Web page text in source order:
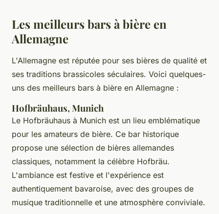
Les meilleurs bars à bière en
Allemagne
L'Allemagne est réputée pour ses bières de qualité et
ses traditions brassicoles séculaires. Voici quelques-
uns des meilleurs bars à bière en Allemagne :
Hofbräuhaus, Munich
Le Hofbräuhaus à Munich est un lieu emblématique
pour les amateurs de bière. Ce bar historique
propose une sélection de bières allemandes
classiques, notamment la célèbre Hofbräu.
L'ambiance est festive et l'expérience est
authentiquement bavaroise, avec des groupes de
musique traditionnelle et une atmosphère conviviale.